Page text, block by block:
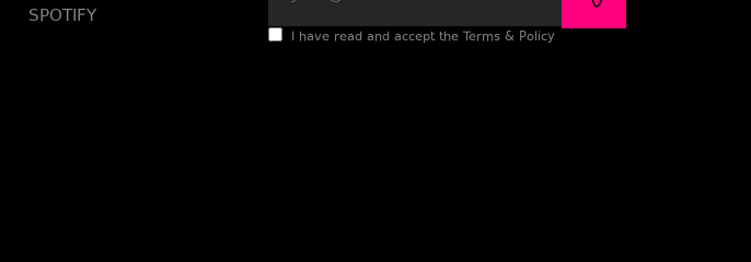
SPOTIFY
I have read and accept the Terms & Policy